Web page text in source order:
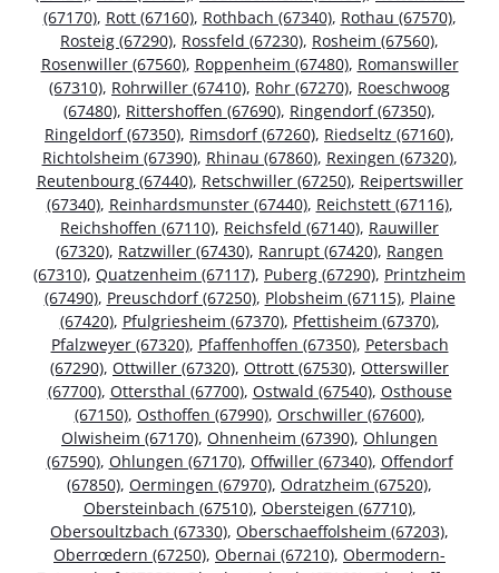
(67170), Rott (67160), Rothbach (67340), Rothau (67570),
Rosteig (67290), Rossfeld (67230), Rosheim (67560),
Rosenwiller (67560), Roppenheim (67480), Romanswiller
(67310), Rohrwiller (67410), Rohr (67270), Roeschwoog
(67480), Rittershoffen (67690), Ringendorf (67350),
Ringeldorf (67350), Rimsdorf (67260), Riedseltz (67160),
Richtolsheim (67390), Rhinau (67860), Rexingen (67320),
Reutenbourg (67440), Retschwiller (67250), Reipertswiller
(67340), Reinhardsmunster (67440), Reichstett (67116),
Reichshoffen (67110), Reichsfeld (67140), Rauwiller
(67320), Ratzwiller (67430), Ranrupt (67420), Rangen
(67310), Quatzenheim (67117), Puberg (67290), Printzheim
(67490), Preuschdorf (67250), Plobsheim (67115), Plaine
(67420), Pfulgriesheim (67370), Pfettisheim (67370),
Pfalzweyer (67320), Pfaffenhoffen (67350), Petersbach
(67290), Ottwiller (67320), Ottrott (67530), Otterswiller
(67700), Ottersthal (67700), Ostwald (67540), Osthouse
(67150), Osthoffen (67990), Orschwiller (67600),
Olwisheim (67170), Ohnenheim (67390), Ohlungen
(67590), Ohlungen (67170), Offwiller (67340), Offendorf
(67850), Oermingen (67970), Odratzheim (67520),
Obersteinbach (67510), Obersteigen (67710),
Obersoultzbach (67330), Oberschaeffolsheim (67203),
Oberrœdern (67250), Obernai (67210), Obermodern-